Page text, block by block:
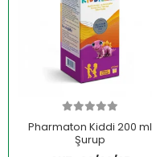
Pharmaton Kiddi 200 ml
Şurup